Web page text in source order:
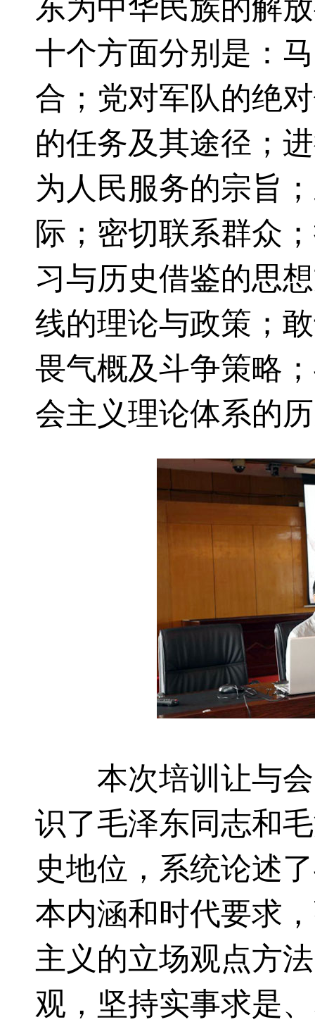
东为中华民族的解
十个方面分别是：
合；党对军队的绝
的任务及其途径；
为人民服务的宗旨
际；密切联系群众
习与历史借鉴的思
线的理论与政策；
畏气概及斗争策略
会主义理论体系的
本次培训让与会
识了毛泽东同志和
史地位，系统论述
本内涵和时代要求
主义的立场观点方
观，坚持实事求是